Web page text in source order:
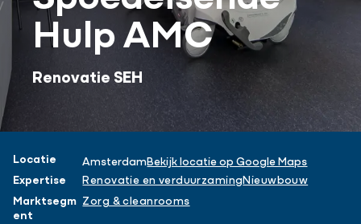
Hulp AMC
Renovatie SEH
Projectinformatie
Locatie AmsterdamBekijk locatie op Google Maps
Expertise
Renovatie en verduurzamingNieuwbouw
Marktsegm
ent
Zorg & cleanrooms